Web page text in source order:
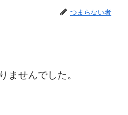
つまらない者
ませんでした。